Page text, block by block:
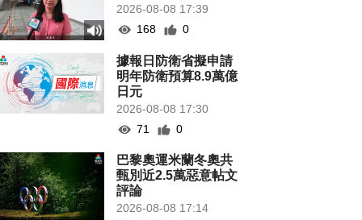
2026-08-08 17:39
168
0
據報日防衛省擬申請
明年防衛預算8.9萬億
日元
2026-08-08 17:30
71
0
巴黎奧運米蘭冬奧共
甄別近2.5萬惡意帖文
評論
2026-08-08 17:14